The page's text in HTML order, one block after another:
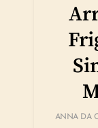
ANNA DA